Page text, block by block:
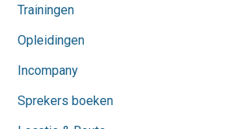
Trainingen
Opleidingen
Incompany
Sprekers boeken